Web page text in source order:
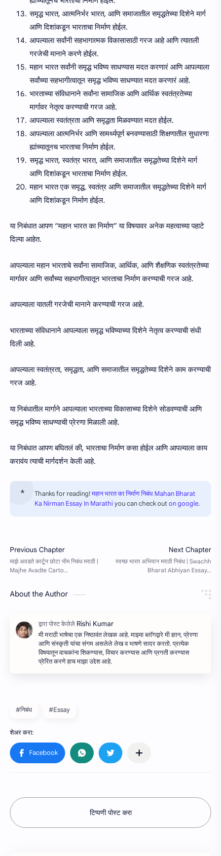
समृद्ध भारत, आत्मनिर्भर भारत, आणि समाजातील समृद्धतेच्या दिशेने मार्ग
आणि दिशांकडून भारताचा निर्माण होईल.
आपल्याला सर्वांनी सहभागात्मक विकासासाठी गरज आहे आणि त्यातली
गरजेची मानाने करणे होईल.
महान भारत सर्वांनी समृद्ध भविष्य साधण्यास मदत करणारं आणि आपल्याला
सर्वांच्या सहभागीत्वातून समृद्ध भविष्य साधण्यात मदत करणारं आहे.
भारताच्या संविधानाने सर्वांना सामाजिक आणि आर्थिक स्वतंत्रतेच्या
मार्गावर नेतृत्व करण्याची गरज आहे.
आपल्याला स्वतंत्रता आणि समृद्धता मिळवण्यात मदत होईल.
आपल्याला आत्मनिर्भर आणि सामर्थ्यपूर्ण बनवण्यासाठी शिक्षणातील सुधारणा
ह्यांच्यातूनच भारताचा निर्माण होईल.
समृद्ध भारत, स्वतंत्र भारत, आणि समाजातील समृद्धतेच्या दिशेने मार्ग
आणि दिशांकडून भारताचा निर्माण होईल.
महान भारत एक समृद्ध, स्वतंत्र आणि समाजातील समृद्धतेच्या दिशेने मार्ग
आणि दिशांकडून निर्माण होईल.
या निबंधात आपण “महान भारत का निर्माण” या विषयावर अनेक महत्वाच्या पहाटे
दिल्या आहेत.
आपल्याला महान भारताचे सर्वांना सामाजिक, आर्थिक, आणि शैक्षणिक स्वतंत्रतेच्या
मार्गावर आणि सर्वांच्या सहभागीत्वातून भारताचा निर्माण करण्याची गरज आहे.
आपल्याला यातली गरजेची मानाने करण्याची गरज आहे.
भारताच्या संविधानाने आपल्याला समृद्ध भविष्याच्या दिशेने नेतृत्व करण्याची संधी
दिली आहे.
आपल्याला स्वतंत्रता, समृद्धता, आणि समाजातील समृद्धतेच्या दिशेने काम करण्याची
गरज आहे.
या निबंधातील मार्गाने आपल्याला भारताच्या विकासाच्या दिशेने सोडवण्याची आणि
समृद्ध भविष्य साधण्याची प्रेरणा मिळाली आहे.
या निबंधात आपण बघितलं की, भारताचा निर्माण कसा होईल आणि आपल्याला काय
करावंय त्याची मार्गदर्शन केली आहे.
Thanks for reading!महान भारत का निर्माण निबंध Mahan Bharat
Ka Nirman Essay In Marathiyou can check outon google.
About the Author
मी मराठी भाषेचा एक निष्ठावंत लेखक आहे. माझ्या ब्लॉगद्वारे मी ज्ञान, प्रेरणा
आणि संस्कृती यांचा संगम असलेले लेख व भाषणे सादर करतो. प्रत्येक
विषयातून वाचकांना शिकण्यास, विचार करण्यास आणि प्रगती करण्यास
प्रेरित करणे हाच माझा उद्देश आहे.
#निबंध #Essay
टिप्पणी पोस्ट करा